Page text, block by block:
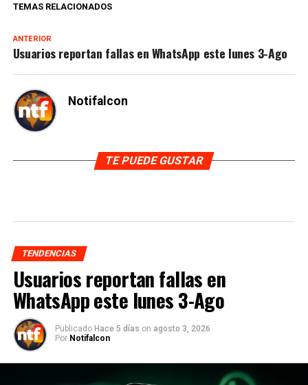
TEMAS RELACIONADOS
ANTERIOR
Usuarios reportan fallas en WhatsApp este lunes 3-Ago
Notifalcon
TE PUEDE GUSTAR
TENDENCIAS
Usuarios reportan fallas en
WhatsApp este lunes 3-Ago
Publicado Hace 5 días on agosto 3, 2026
Por Notifalcon